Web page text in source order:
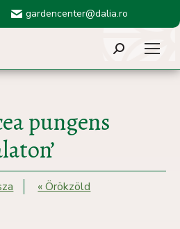
gardencenter@dalia.ro
Search:
pungens
« Örökzöld